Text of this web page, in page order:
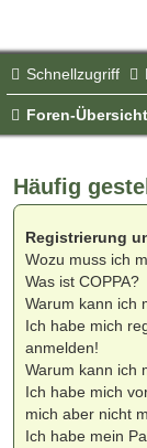
Schnellzugriff
Foren-Übersicht
Häufig
Registrierung
Wozu muss ich
Was ist COPPA?
Warum kann ich
Ich habe mich
anmelden!
Warum kann ich
Ich habe mich
mich aber nicht
Ich habe mein